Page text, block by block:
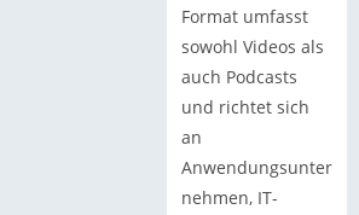
Format umfasst
sowohl Videos als
auch Podcasts
und richtet sich
an
Anwendungsunter
nehmen, IT-